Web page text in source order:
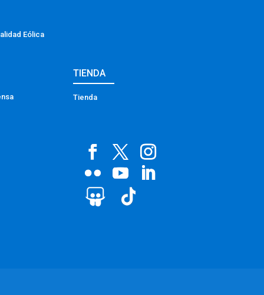
Eólica
TIENDA
Tienda